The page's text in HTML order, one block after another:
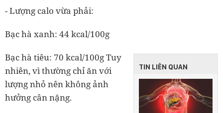
- Lượng calo vừa phải:
Bạc hà xanh: 44 kcal/100g
TIN LIÊN QUAN
Bạc hà tiêu: 70 kcal/100g Tuy
nhiên, vì thường chỉ ăn với
lượng nhỏ nên không ảnh
hưởng cân nặng.